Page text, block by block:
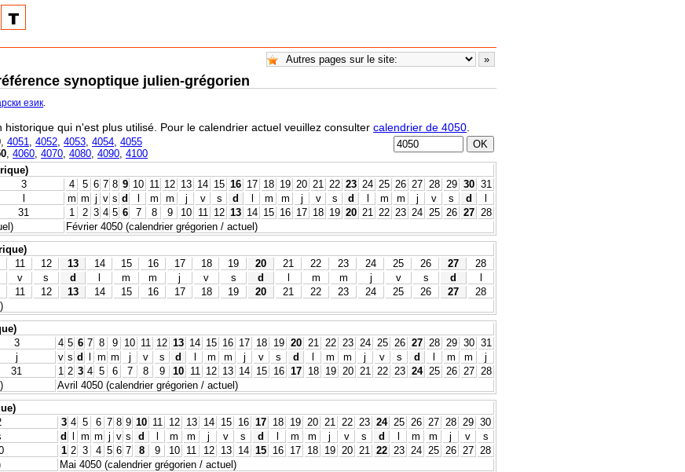
synoptique julien-grégorien
език
historique qui n'est plus utilisé. Pour le calendrier actuel veuillez consulter calendrier de 4050
4051 4052 4053 4054 4055
4060 4070 4080 4090 4100
3 4 5 6 7 8 9 10 11 12 13 14 15 16 17 18 19 20 21 22 23 24 25 26 27 28 29 30 31
l m m j v s d l m m j v s d l m m j v s d l m m j v s d
l
31 1 2 3 4 5 6 7 8 9 10 11 12 13 14 15 16 17 18 19 20 21 22 23 24 25 26 27
28
Février 4050 (calendrier grégorien / actuel)
11 12 13 14 15 16 17 18 19 20 21 22 23 24 25 26 27
28
v s d m m j v s d m m j v s d
11 12 13 14 15 16 17 18 19 20 21 22 23 24 25 26 27
28
3 4 5 6 7 8 9 10 11 12 13 14 15 16 17 18 19 20 21 22 23 24 25 26 27 28 29 30 31
j v s d m m j v s d m m j v s d m m j v s d m m
j
31 1 2 3 4 5 6 7 8 9 10 11 12 13 14 15 16 17 18 19 20 21 22 23 24 25 26 27 28
Avril 4050 (calendrier grégorien / actuel)
3 4 5 6 7 8 9 10 11 12 13 14 15 16 17 18 19 20 21 22 23 24 25 26 27 28 29 30
d m m j v s d m m j v s d m m j v s d m m j v
s
1 2 3 4 5 6 7 8 9 10 11 12 13 14 15 16 17 18 19 20 21 22 23 24 25 26 27 28
Mai 4050 (calendrier grégorien / actuel)